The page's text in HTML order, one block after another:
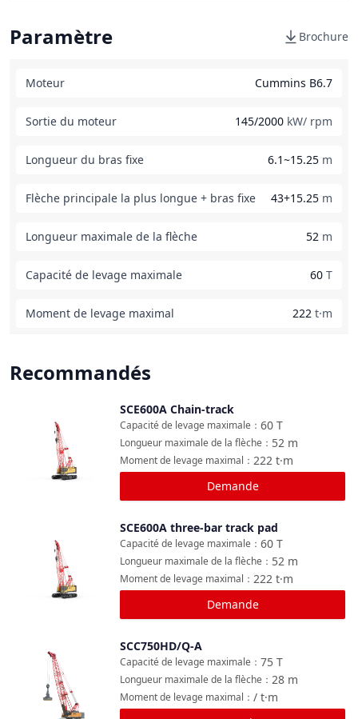
Paramètre Brochure
Moteur Cummins B6.7
Sortie du moteur 145/2000 kW/ rpm
Longueur du bras fixe 6.1~15.25 m
Flèche principale la plus longue + bras fixe 43+15.25 m
Longueur maximale de la flèche 52 m
Capacité de levage maximale 60 T
Moment de levage maximal 222 t·m
Recommandés
SCE600A Chain-track
60 T
Capacité de levage maximale ：
52 m
Longueur maximale de la flèche ：
222 t·m
Moment de levage maximal ：
Demande
SCE600A three-bar track pad
60 T
Capacité de levage maximale ：
52 m
Longueur maximale de la flèche ：
222 t·m
Moment de levage maximal ：
Demande
Comparer
SCC750HD/Q-A
75 T
Capacité de levage maximale ：
28 m
Longueur maximale de la flèche ：
/ t·m
Moment de levage maximal ：